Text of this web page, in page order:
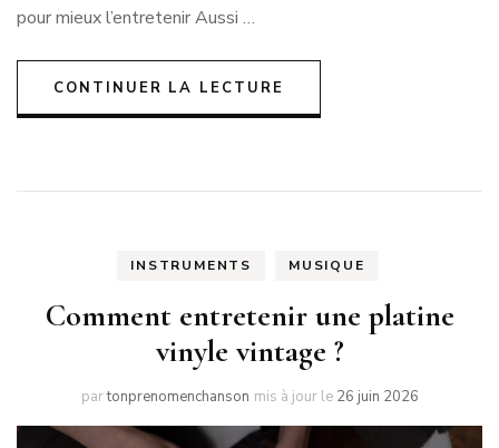
pour mieux l’entretenir Aussi …
CONTINUER LA LECTURE
INSTRUMENTS MUSIQUE
Comment entretenir une platine
vinyle vintage ?
partonprenomenchanson mis à jour le 26 juin 2026